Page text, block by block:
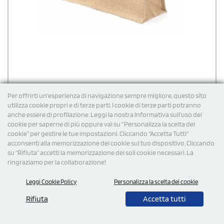
Per offrirti un'esperienza di navigazione sempre migliore, questo sito
utilizza cookie propri e di terze parti. I cookie di terze parti potranno
anche essere di profilazione. Leggi la nostra Informativa sull’uso dei
cookie per saperne di più oppure vai su “Personalizza la scelta dei
cookie” per gestire le tue impostazioni. Cliccando "Accetta Tutti"
acconsenti alla memorizzazione dei cookie sul tuo dispositivo. Cliccando
su "Rifiuta" accetti la memorizzazione dei soli cookie necessari. La
ringraziamo per la collaborazione!
Leggi Cookie Policy Personalizza la scelta dei cookie
Rifiuta Accetta tutti
Borsa per spiaggia personalizzabile Ponza
Borsa da spiaggia rettangolare in juta laminata da 310 g/m², con
robusti manici in cotone da 70 cm (9-10 mm di diametro), perfetta
3,36cad. iva esclusa per 100 pz
Spedizione gratuita